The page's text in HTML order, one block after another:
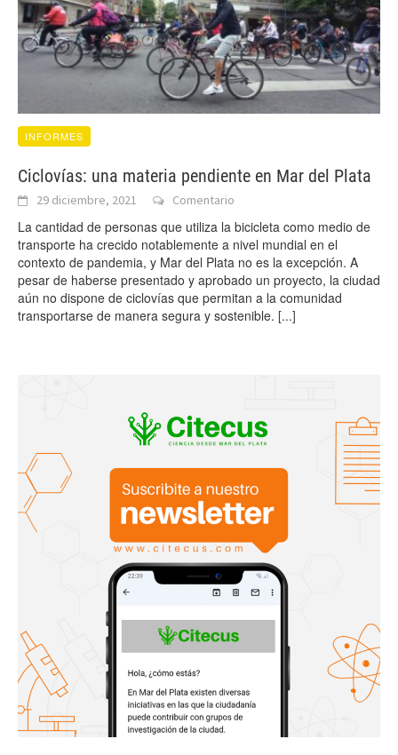
INFORMES
Ciclovías: una materia pendiente en Mar del Plata
29 diciembre, 2021 Comentario
La cantidad de personas que utiliza la bicicleta como medio de
transporte ha crecido notablemente a nivel mundial en el
contexto de pandemia, y Mar del Plata no es la excepción. A
pesar de haberse presentado y aprobado un proyecto, la ciudad
aún no dispone de ciclovías que permitan a la comunidad
transportarse de manera segura y sostenible. [...]